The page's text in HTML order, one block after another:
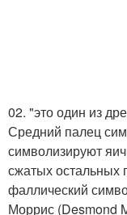
02. "это один из
Средний палец
символизируют
сжатых остальных
фаллический
Моррис (Desmond